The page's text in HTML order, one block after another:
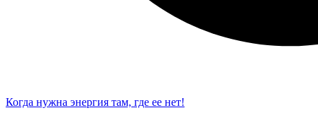
Когда нужна энергия там, где ее нет!